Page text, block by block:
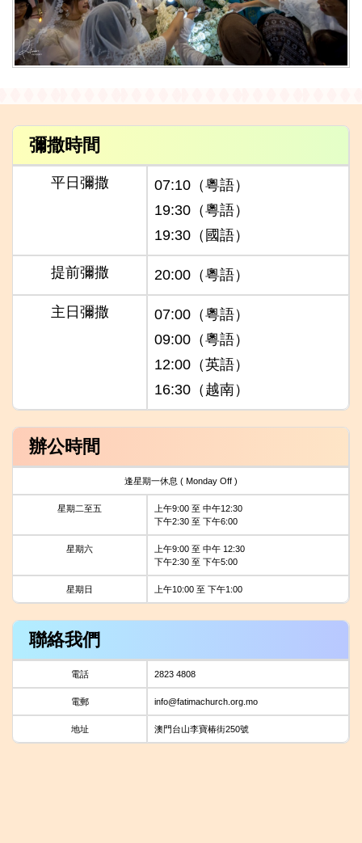
彌撒時間
平日彌撒
07:10（粵語）
19:30（粵語）
19:30（國語）
提前彌撒 20:00（粵語）
主日彌撒
07:00（粵語）
09:00（粵語）
12:00（英語）
16:30（越南）
辦公時間
逢星期一休息 ( Monday Off )
星期二至五
上午9:00 至 中午12:30
下午2:30 至 下午6:00
星期六
上午9:00 至 中午 12:30
下午2:30 至 下午5:00
星期日 上午10:00 至 下午1:00
聯絡我們
電話 2823 4808
電郵 info@fatimachurch.org.mo
地址 澳門台山李寶椿街250號